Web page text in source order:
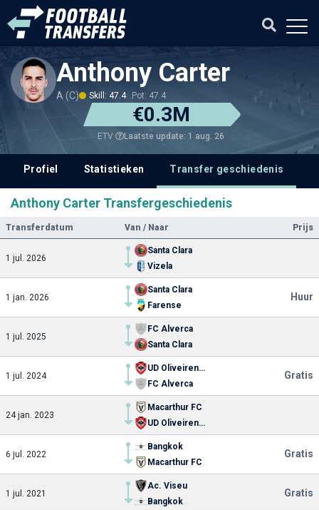
Anthony Carter
A (C) Skill: 47.4 Pot: 47.4
€0.3M
ETV Laatste update: 1 aug. 26
Profiel Statistieken Transfer geschiedenis
Anthony Carter Transfergeschiedenis
Transferdatum Van / Naar Prijs
1 jul. 2026
Santa Clara
Vizela
1 jan. 2026
Santa Clara
Farense
Huur
1 jul. 2025
FC Alverca
Santa Clara
1 jul. 2024
UD Oliveirense
FC Alverca
Gratis
24 jan. 2023
Macarthur FC
UD Oliveirense
6 jul. 2022
Bangkok
Macarthur FC
Gratis
1 jul. 2021
Ac. Viseu
Bangkok
Gratis